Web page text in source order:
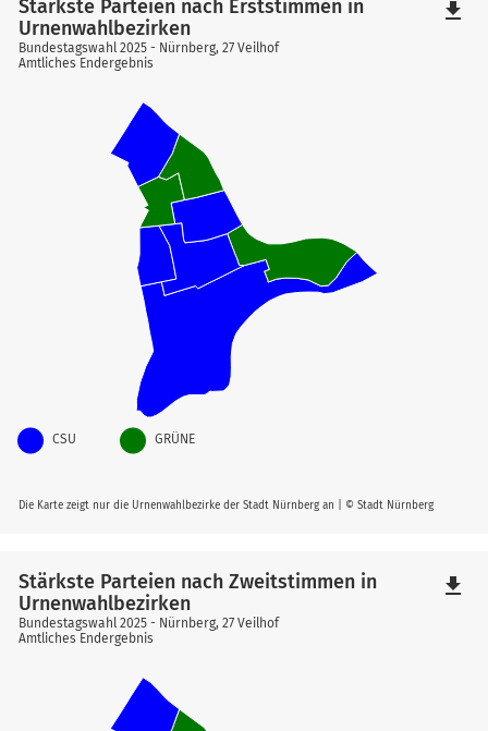
Die Karte zeigt nur die Urnenwahlbezirke der Stadt Nürnberg an | © Stadt Nürnberg
Stärkste Parteien nach Erststimmen in
Urnenwahlbezirken
Bundestagswahl 2025 - Nürnberg, 27 Veilhof
Amtliches Endergebnis
CSU GRÜNE
file_download
Stärkste Parteien nach Zweitstimmen in
Urnenwahlbezirken
Bundestagswahl 2025 - Nürnberg, 27 Veilhof
Amtliches Endergebnis
file_download